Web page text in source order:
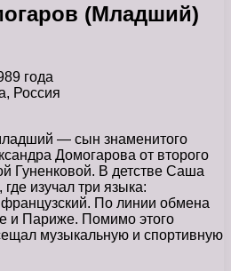
(Младший)
года
Россия
— сын знаменитого
Домогарова от второго
Гуненковой. В детстве Саша
изучал три языка:
По линии обмена
и Париже. Помимо этого
музыкальную и спортивную